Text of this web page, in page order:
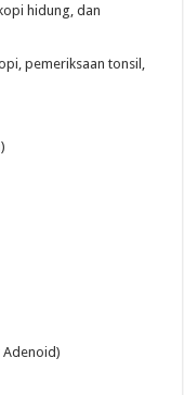
hidung, dan
pemeriksaan tonsil,
Adenoid)